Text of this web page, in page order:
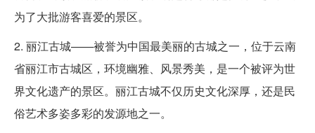
为了大批游客喜爱的景区。
2. 丽江古城——被誉为中国最美丽的古城之一，位于云南
省丽江市古城区，环境幽雅、风景秀美，是一个被评为世
界文化遗产的景区。丽江古城不仅历史文化深厚，还是民
俗艺术多姿多彩的发源地之一。